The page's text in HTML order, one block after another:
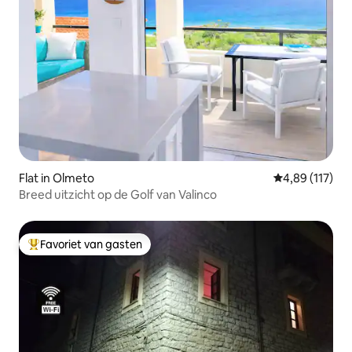
Flat in Olmeto Gemiddelde
4,89 (117)
Breed uitzicht op de Golf van Valinco
Topfavoriet van gasten
Favoriet van gasten